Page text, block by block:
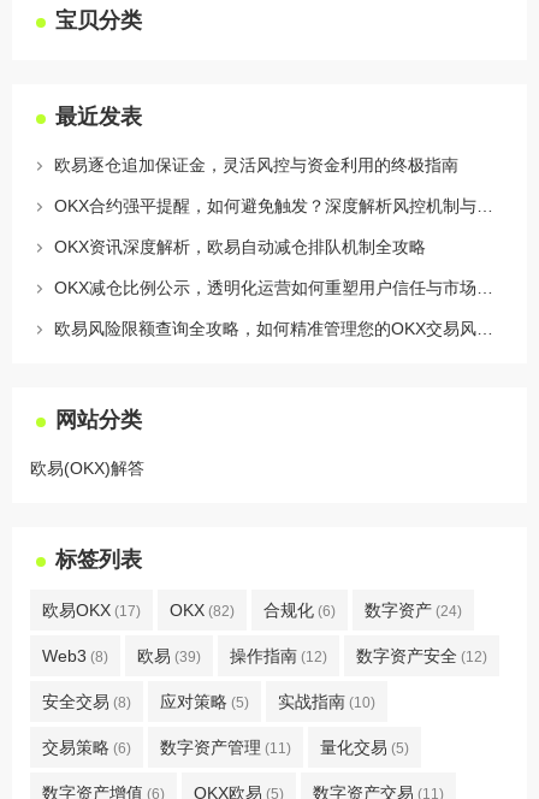
宝贝分类
最近发表
欧易逐仓追加保证金，灵活风控与资金利用的终极指南
OKX资讯深度解析，欧易自动减仓排队机制全攻略
网站分类
欧易(OKX)解答
标签列表
欧易OKX (17) OKX (82) 合规化 (6) 数字资产 (24)
Web3 (8) 欧易 (39) 操作指南 (12) 数字资产安全 (12)
安全交易 (8) 应对策略 (5) 实战指南 (10)
交易策略 (6) 数字资产管理 (11) 量化交易 (5)
数字资产增值 (6) OKX欧易 (5) 数字资产交易 (11)